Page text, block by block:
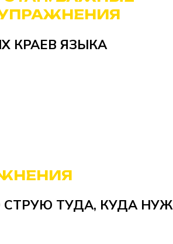
ТУДА, КУДА
КРАЕВ ЯЗЫКА